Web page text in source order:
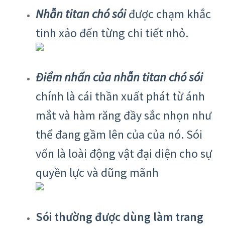
Nhẫn titan chó sóiđược chạm khắc
tinh xảo đến từng chi tiết nhỏ.
Điểm nhấn của nhẫn titan chó sói
chính là cái thần xuất phát từ ánh
mắt và hàm răng đầy sắc nhọn như
thể đang gầm lên của của nó. Sói
vốn là loài động vật đại diện cho sự
quyền lực và dũng mãnh
Sói thường được dùng làm trang